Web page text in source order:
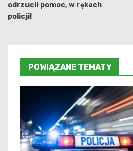
odrzucił pomoc, w rękach
policji!
POWIĄZANE TEMATY